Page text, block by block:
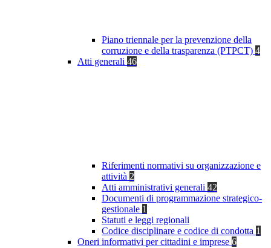
Piano triennale per la prevenzione della
corruzione e della trasparenza (PTPCT) 4
Atti generali 46
Riferimenti normativi su organizzazione e
attività 2
Atti amministrativi generali 42
Documenti di programmazione strategico-
gestionale 1
Statuti e leggi regionali
Codice disciplinare e codice di condotta 1
Oneri informativi per cittadini e imprese 6